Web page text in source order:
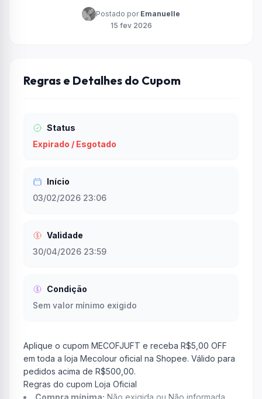
Postado por Emanuelle
15 fev 2026
Regras e Detalhes do Cupom
Status
Expirado / Esgotado
Início
03/02/2026 23:06
Validade
30/04/2026 23:59
Condição
Sem valor mínimo exigido
Aplique o cupom MECOFJUFT e receba R$5,00 OFF
em toda a loja Mecolour oficial na Shopee. Válido para
pedidos acima de R$500,00.
Regras do cupom Loja Oficial
Compra mínima: Não exigida ou Não informada